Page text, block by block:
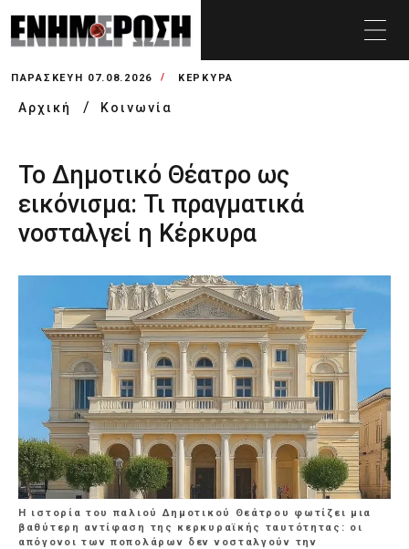
ΠΑΡΑΣΚΕΥΉ 07.08.2026 ΚΕΡΚΥΡΑ
Αρχική Κοινωνία
Το Δημοτικό Θέατρο ως
εικόνισμα: Τι πραγματικά
νοσταλγεί η Κέρκυρα
Η ιστορία του παλιού Δημοτικού Θεάτρου φωτίζει μια
βαθύτερη αντίφαση της κερκυραϊκής ταυτότητας: οι
απόγονοι των ποπολάρων δεν νοσταλγούν την